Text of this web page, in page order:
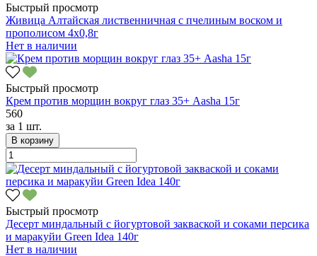
Быстрый просмотр
Живица Алтайская лиственничная с пчелиным воском и
прополисом 4х0,8г
Нет в наличии
Быстрый просмотр
Крем против морщин вокруг глаз 35+ Aasha 15г
560
за 1 шт.
В корзину
Быстрый просмотр
Десерт миндальный с йогуртовой закваской и соками персика
и маракуйи Green Idea 140г
Нет в наличии